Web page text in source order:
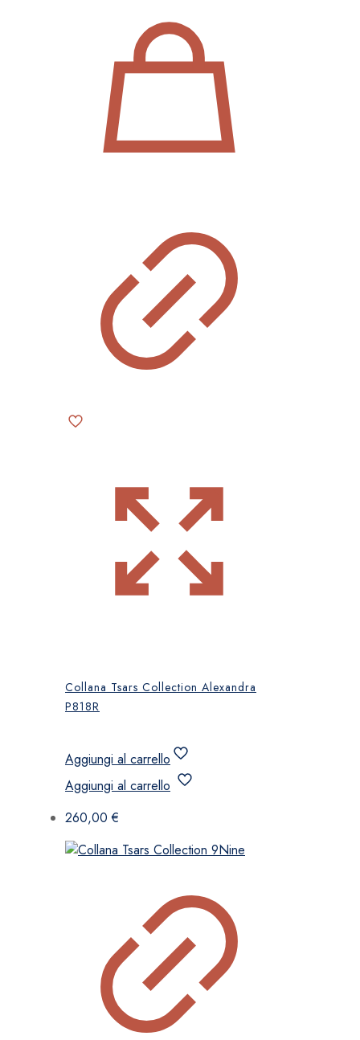
Collana Tsars Collection Alexandra
P818R
Aggiungi al carrello
Aggiungi al carrello
260,00€